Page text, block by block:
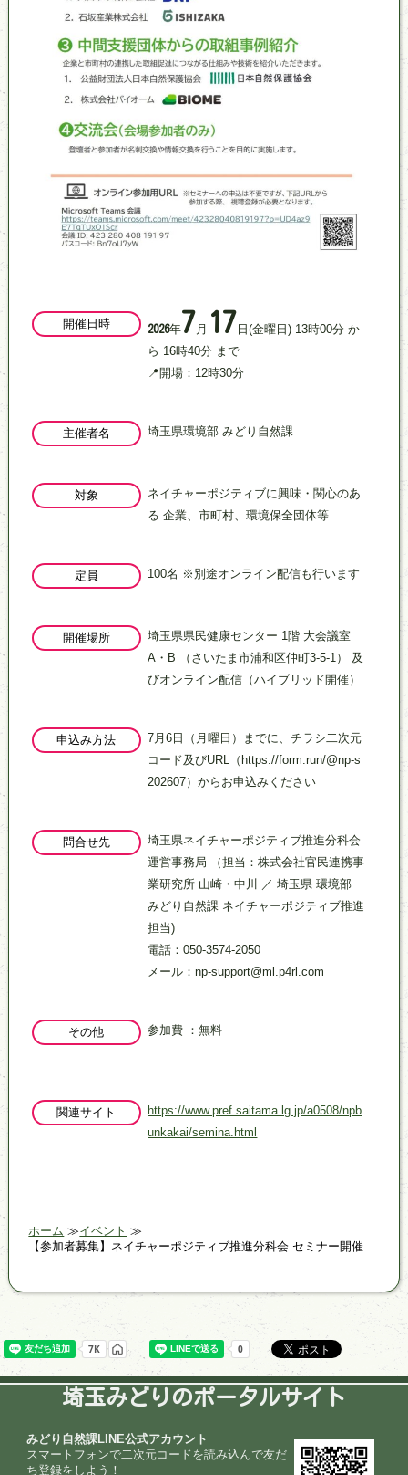
開催日時 2026年7 月 17日(金曜日) 13時00分 か
ら 16時40分 まで
📍開場：12時30分
主催者名 埼玉県環境部 みどり自然課
対象
ネイチャーポジティブに興味・関心のあ
る​ 企業、市町村、環境保全団体等​
定員 100名 ※別途オンライン配信も行います
開催場所
埼玉県県民健康センター 1階 大会議室
A・B （さいたま市浦和区仲町3-5-1） 及
びオンライン配信（ハイブリッド開催）
申込み方法
7月6日（月曜日）までに、チラシ二次元
コード及びURL（https://form.run/@np-s
202607）からお申込みください
問合せ先
埼玉県ネイチャーポジティブ推進分科会
運営事務局​ ​（担当：株式会社官民連携事
業研究所 山崎・中川 ／ 埼玉県 環境部
みどり自然課 ネイチャーポジティブ推進
担当)
電話：050-3574-2050
メール：np-support@ml.p4rl.com
その他 参加費 ：無料
関連サイト
https://www.pref.saitama.lg.jp/a0508/npb
unkakai/semina.html
ホーム
イベント
【参加者募集】ネイチャーポジティブ推進分科会 セミナー開催
埼玉みどりのポータルサイト
みどり自然課LINE公式アカウント
スマートフォンで二次元コードを読み込んで友だ
ち登録をしよう！